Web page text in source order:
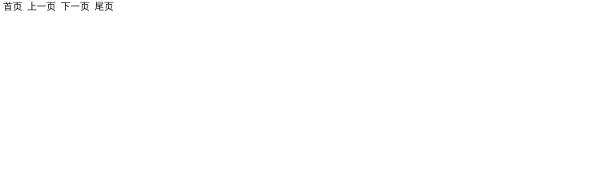
首页 上一页 下一页 尾页